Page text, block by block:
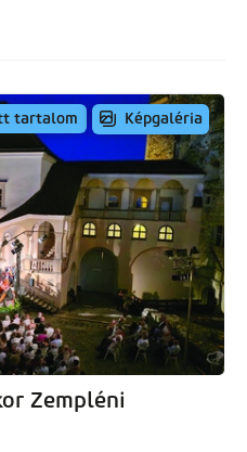
tartalom Képgaléria
Zempléni